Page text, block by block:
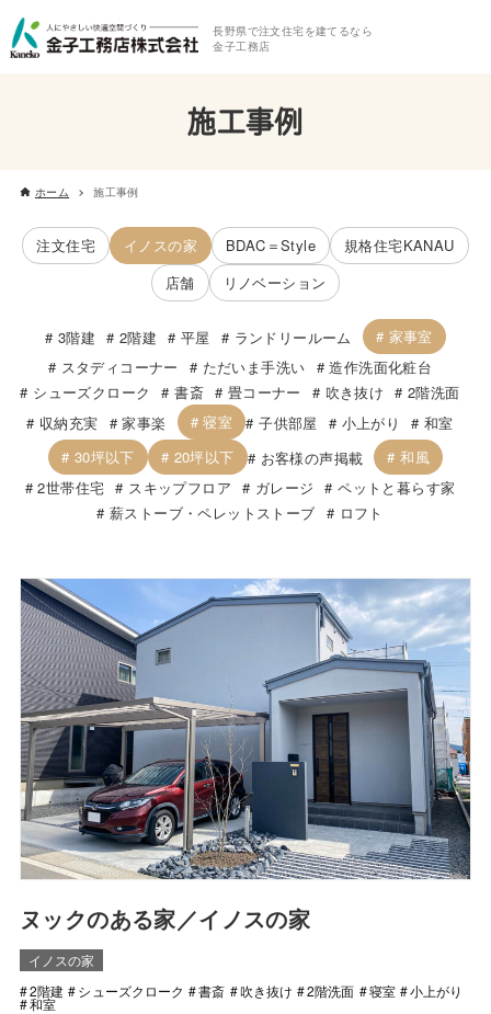
長野県で注文住宅を建てるなら
金子工務店
施工事例
ホーム 施工事例
注文住宅 イノスの家 BDAC＝Style
規格住宅KANAU
店舗
リノベーション
3階建 2階建 平屋 ランドリールーム
家事室
スタディコーナー
ただいま手洗い
造作洗面化粧台
シューズクローク
書斎 畳コーナー 吹き抜け
2階洗面
収納充実
家事楽 寝室 子供部屋 小上がり
和室
30坪以下
20坪以下 お客様の声掲載
和風
2世帯住宅
スキップフロア ガレージ
ペットと暮らす家
薪ストーブ・ペレットストーブ
ロフト
ヌックのある家／イノスの家
イノスの家
2階建
シューズクローク 書斎 吹き抜け 2階洗面 寝室 小上がり
和室